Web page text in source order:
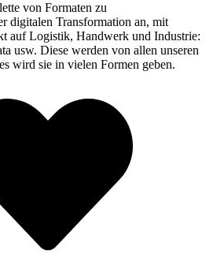
von Formaten zu
digitalen Transformation an, mit
auf Logistik, Handwerk und Industrie:
usw. Diese werden von allen unseren
wird sie in vielen Formen geben.